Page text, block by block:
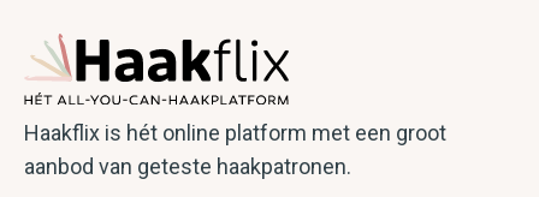
Haakflix is hét online platform met een groot
aanbod van geteste haakpatronen.